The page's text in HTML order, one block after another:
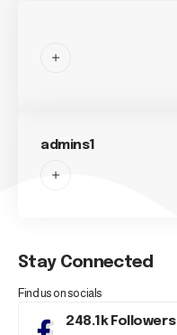
admins1
Stay Connected
Find us on socials
248.1k Followers